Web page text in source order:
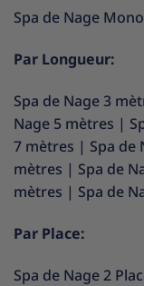
Spa de Nage
Par Longueur:
Spa de Nage 3
Nage 5 mètres |
7 mètres | Spa de
mètres | Spa de
mètres | Spa de
Par Place:
Spa de Nage 2